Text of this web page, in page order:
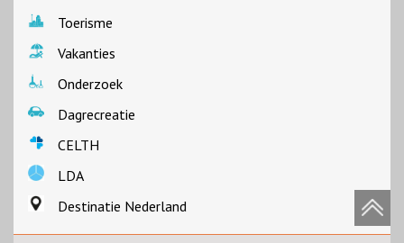
Toerisme
Vakanties
Onderzoek
Dagrecreatie
CELTH
LDA
Destinatie Nederland